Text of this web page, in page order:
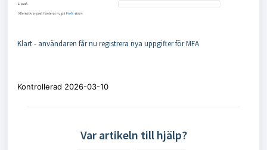
Klart - användaren får nu registrera nya uppgifter för MFA
Kontrollerad 2026-03-10
Var artikeln till hjälp?